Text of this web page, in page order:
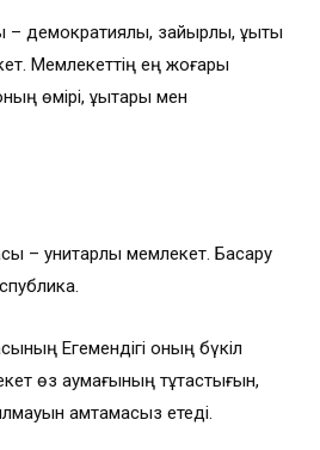
демократиялық, зайырлы, құқықтық
Мемлекеттің ең жоғары
өмірі, құқықтары мен
– унитарлы мемлекет. Басқару
Егемендігі оның бүкіл
өз аумағының тұтастығын,
қамтамасыз етеді.